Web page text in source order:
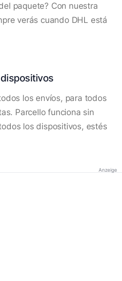
paquete? Con nuestra
verás cuando DHL está
los envíos, para todos
Parcello funciona sin
los dispositivos, estés
Anzeige